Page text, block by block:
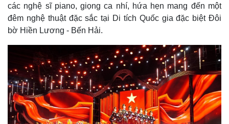
Quan sát
Cuộc sống đó đây
Hồ sơ
Video
Ảnh
các nghệ sĩ piano, giọng ca nhí, hứa hẹn mang đến một
đêm nghệ thuật đặc sắc tại Di tích Quốc gia đặc biệt Đôi
bờ Hiền Lương - Bến Hải.